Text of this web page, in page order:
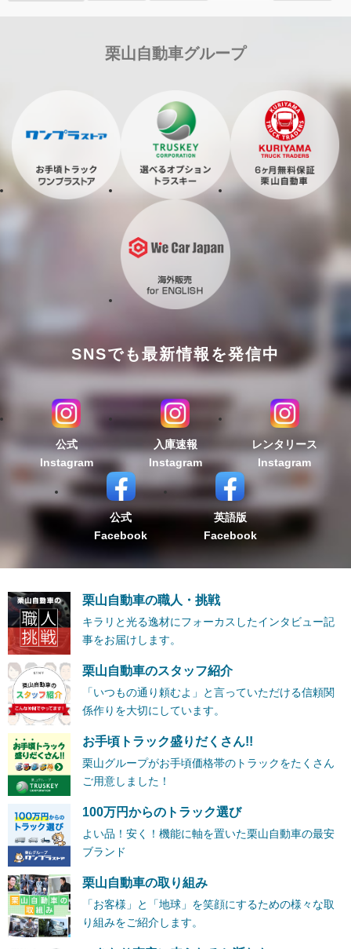
栗山自動車グループ
SNSでも最新情報を発信中
公式
Instagram
入庫速報
Instagram
レンタリース
Instagram
公式
Facebook
英語版
Facebook
栗山自動車の職人・挑戦
キラリと光る逸材にフォーカスしたインタビュー記
事をお届けします。
栗山自動車のスタッフ紹介
「いつもの通り頼むよ」と言っていただける信頼関
係作りを大切にしています。
お手頃トラック盛りだくさん!!
栗山グループがお手頃価格帯のトラックをたくさん
ご用意しました！
100万円からのトラック選び
よい品！安く！機能に軸を置いた栗山自動車の最安
ブランド
栗山自動車の取り組み
「お客様」と「地球」を笑顔にするための様々な取
り組みをご紹介します。